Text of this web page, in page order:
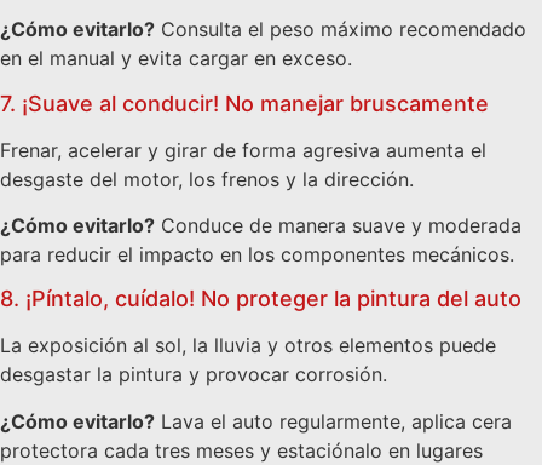
¿Cómo evitarlo? Consulta el peso máximo recomendado
en el manual y evita cargar en exceso.
7. ¡Suave al conducir! No manejar bruscamente
Frenar, acelerar y girar de forma agresiva aumenta el
desgaste del motor, los frenos y la dirección.
¿Cómo evitarlo? Conduce de manera suave y moderada
para reducir el impacto en los componentes mecánicos.
8. ¡Píntalo, cuídalo! No proteger la pintura del auto
La exposición al sol, la lluvia y otros elementos puede
desgastar la pintura y provocar corrosión.
¿Cómo evitarlo? Lava el auto regularmente, aplica cera
protectora cada tres meses y estaciónalo en lugares